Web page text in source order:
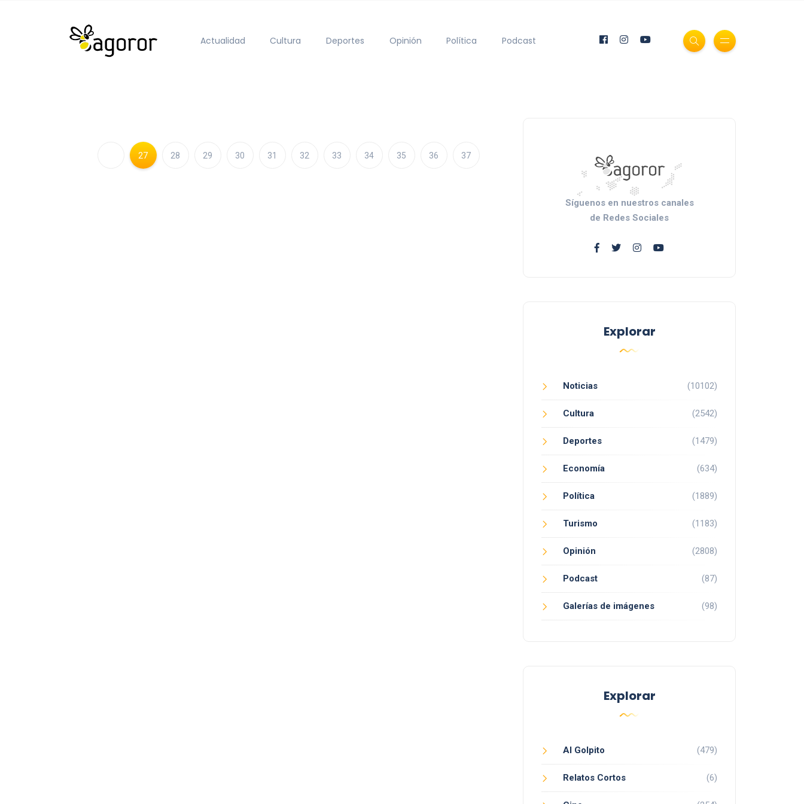
Actualidad Cultura Deportes Opinión Política Podcast
27 28 29 30 31 32 33 34 35 36 37
Síguenos en nuestros canales
de Redes Sociales
Explorar
Noticias (10102)
Cultura (2542)
Deportes (1479)
Economía (634)
Política (1889)
Turismo (1183)
Opinión (2808)
Podcast (87)
Galerías de imágenes (98)
Explorar
Al Golpito (479)
Relatos Cortos (6)